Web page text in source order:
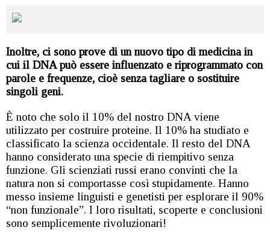
Inoltre, ci sono prove di un nuovo tipo di medicina in
cui il DNA può essere influenzato e riprogrammato con
parole e frequenze, cioè senza tagliare o sostituire
singoli geni.
È noto che solo il 10% del nostro DNA viene
utilizzato per costruire proteine. Il 10% ha studiato e
classificato la scienza occidentale. Il resto del DNA
hanno considerato una specie di riempitivo senza
funzione. Gli scienziati russi erano convinti che la
natura non si comportasse così stupidamente. Hanno
messo insieme linguisti e genetisti per esplorare il 90%
“non funzionale”. I loro risultati, scoperte e conclusioni
sono semplicemente rivoluzionari!